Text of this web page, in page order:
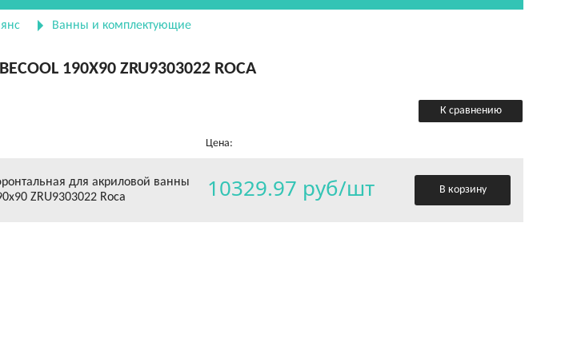
Ванны и комплектующие
190Х90 ZRU9303022 ROCA
К сравнению
Цена:
для акриловой ванны
ZRU9303022 Roca
10329.97 руб/шт В корзину